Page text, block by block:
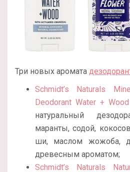
Три новых аромата
Schmidt’s Naturals
Deodorant Water + Wood
натуральный
маранты, содой,
ши, маслом жожоба,
древесным ароматом;
Schmidt’s Naturals